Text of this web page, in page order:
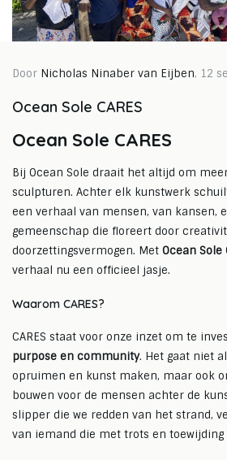
Door Nicholas Ninaber van Eijben, 12
Ocean Sole CARES
Ocean Sole CARES
Bij Ocean Sole draait het altijd om
sculpturen. Achter elk kunstwerk
een verhaal van mensen, van kansen,
gemeenschap die floreert door
doorzettingsvermogen. Met Ocean Sole
verhaal nu een officieel jasje.
Waarom CARES?
CARES staat voor onze inzet om te
purpose en community. Het gaat niet
opruimen en kunst maken, maar ook
bouwen voor de mensen achter de
slipper die we redden van het strand,
van iemand die met trots en toewijding